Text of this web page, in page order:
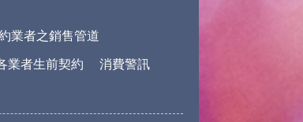
業者之銷售管道
業者生前契約 消費警訊